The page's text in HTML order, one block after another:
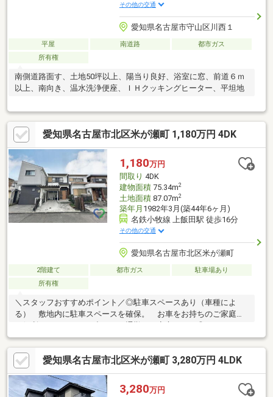
その他の交通
愛知県名古屋市守山区川西１
平屋 南道路
都市ガス
所有権
南側道路面す、土地50坪以上、陽当り良好、浴室に窓、前道６ｍ
以上、南向き、温水洗浄便座、ＩＨクッキングヒーター、平坦地
愛知県名古屋市北区米が瀬町 1,180万円 4DK
1,180万円
間取り 4DK
建物面積75.34m2
土地面積87.07m2
築年月 1982年3月(築44年6ヶ月)
名鉄小牧線 上飯田駅 徒歩16分
その他の交通
愛知県名古屋市北区米が瀬町
2階建て 都市ガス
駐車場あり
所有権
＼スタッフおすすめポイント／◎駐車スペースあり（車種によ
る） 敷地内に駐車スペースを確保。 お車をお持ちのご家庭に
りある間取り 部屋数が多く、ご家族それぞれの プライベート
空間を確保しやすい間取り。 趣味部屋や書斎、収納部屋として
も活用できます。◎前面道路約6.5ｍのゆとりある接道 車の出し
入れもしやすい道路幅。 圧迫感が出にくく、開放感のある 落
ち着いた住環境が魅力です。
愛知県名古屋市北区米が瀬町 3,280万円 4LDK
3,280万円